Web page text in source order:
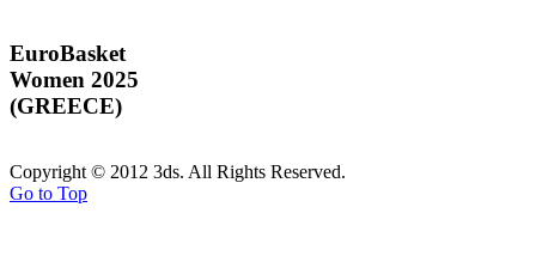
EuroBasket
Women 2025
(GREECE)
Copyright © 2012 3ds. All Rights Reserved.
Go to Top